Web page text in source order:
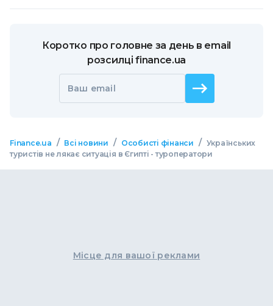
Коротко про головне за день в email
розсилці finance.ua
Ваш email
Finance.ua / Всі новини / Особисті фінанси / Українських
туристів не лякає ситуація в Єгипті - туроператори
Місце для вашої реклами